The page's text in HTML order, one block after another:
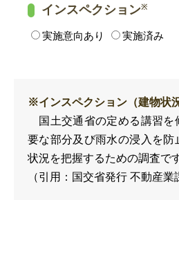
インスペクション※
実施意向あり 実施済み
※インスペクション（建物状
国土交通省の定める講習を
要な部分及び雨水の浸入を
状況を把握するための調査です
（引用：国交省発行 不動産